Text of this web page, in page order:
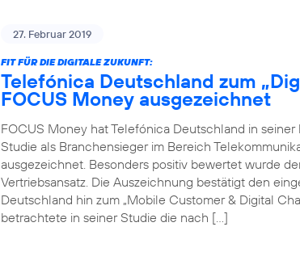
27. Februar 2019
FIT FÜR DIE DIGITALE ZUKUNFT:
Telefónica Deutschland zum
FOCUS Money ausgezeichnet
FOCUS Money hat Telefónica Deutschland in
Studie als Branchensieger im Bereich
ausgezeichnet. Besonders positiv bewertet wurde
Vertriebsansatz. Die Auszeichnung bestätigt den
Deutschland hin zum „Mobile Customer & Digital
betrachtete in seiner Studie die nach […]